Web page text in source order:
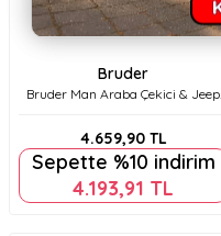
Bruder
Bruder Man Araba Çekici & Jeep
4.659,90TL
Sepette %10 indirim
4.193,91 TL